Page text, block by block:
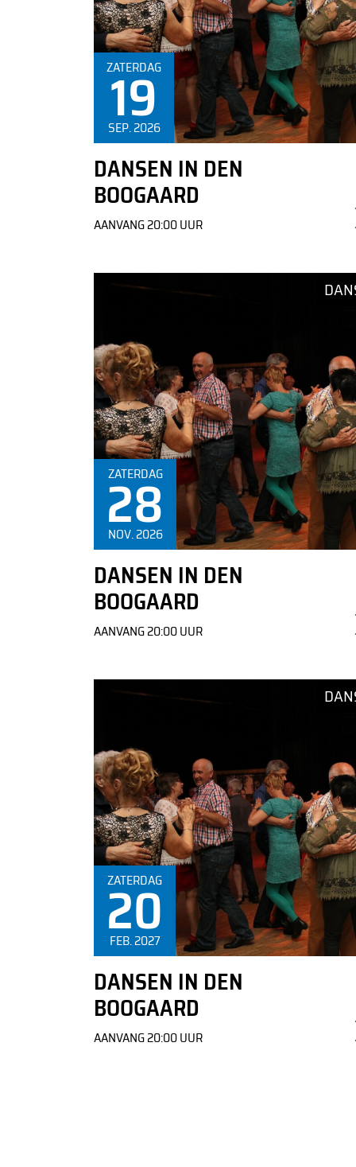
ZATERDAG
19
SEP. 2026
Informatie over de kaartverkoop is te vinden in de
tekst
DANSEN IN DEN
BOOGAARD
AANVANG 20:00 UUR
ZATERDAG
28
NOV. 2026
Informatie over de kaartverkoop is te vinden in de
tekst
DANSEN IN DEN
BOOGAARD
AANVANG 20:00 UUR
ZATERDAG
20
FEB. 2027
Informatie over de kaartverkoop is te vinden in de
tekst
DANSEN IN DEN
BOOGAARD
AANVANG 20:00 UUR